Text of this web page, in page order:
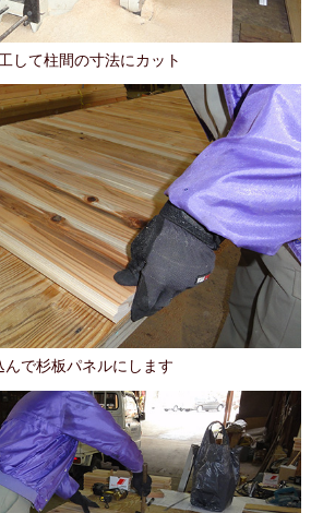
して柱間の寸法にカット
んで杉板パネルにします